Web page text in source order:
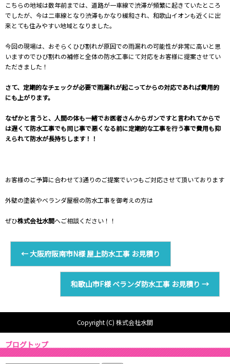
こちらの地域は数年前までは、道路が一車線で渋滞が頻繁に起きていたところ
でしたが、今は二車線となり渋滞もかなり緩和され、和歌山イオンも近くに出
来とても住みやすい地域となりました。
今回の現場は、おそらくひび割れが原因での雨漏れの可能性が非常に高いと思
いますのでひび割れの補修と全体の防水工事にて対応をお客様に提案させてい
ただきました！
さて、定期的なチェックが必要で雨漏れが起こってからの対応であれば費用的
にも上がります。
なぜかと言うと、人間の体も一緒でお医者さんからガンですと言われてからで
は遅くて防水工事でも同じ事で悪くなる前に定期的な工事を行う事で費用も抑
えられて防水が長持ちします！！
お客様のご予算に合わせて3通りのご提案でいつもご対応させて頂いております
外壁の塗装やベランダ屋根の防水工事を御考えの方は
ぜひ株式会社水間へご相談ください！！
←大阪府阪南市N様 屋上防水工事 お見積り
和歌山市F様 ベランダ防水工事 お見積り →
Copyright (C) 株式会社水間
ブログトップ